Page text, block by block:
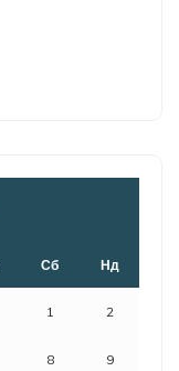
Сб Нд
1 2
8 9